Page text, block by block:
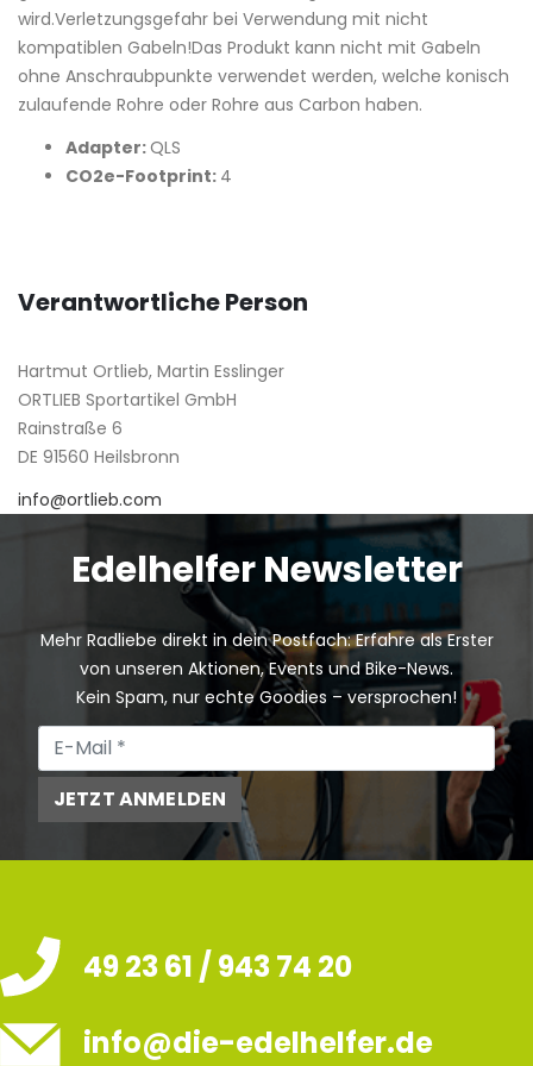
wird.Verletzungsgefahr bei Verwendung mit nicht
kompatiblen Gabeln!Das Produkt kann nicht mit Gabeln
ohne Anschraubpunkte verwendet werden, welche konisch
zulaufende Rohre oder Rohre aus Carbon haben.
Adapter:QLS
CO2e-Footprint: 4
Verantwortliche Person
Hartmut Ortlieb, Martin Esslinger
ORTLIEB Sportartikel GmbH
Rainstraße 6
DE 91560 Heilsbronn
info@ortlieb.com
Edelhelfer Newsletter
Mehr Radliebe direkt in dein Postfach: Erfahre als Erster
von unseren Aktionen, Events und Bike-News.
Kein Spam, nur echte Goodies – versprochen!
JETZT ANMELDEN
49 23 61 / 943 74 20
info@die-edelhelfer.de